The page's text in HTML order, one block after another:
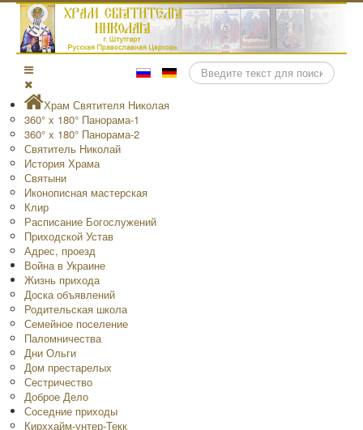
Поиск
Храм Святителя Николая
360° x 180° Панорама-1
360° x 180° Панорама-2
Святитель Николай
История Храма
Святыни
Иконописная мастерская
Клир
Расписание Богослужений
Приходской Устав
Адрес, проезд
Война в Украине
Жизнь прихода
Доска объявлений
Родительская школа
Семейное поселение
Паломничества
Дни Ольги
Дом престарелых
Сестричество
Доброе Дело
Соседние приходы
Кирххайм-унтер-Текк